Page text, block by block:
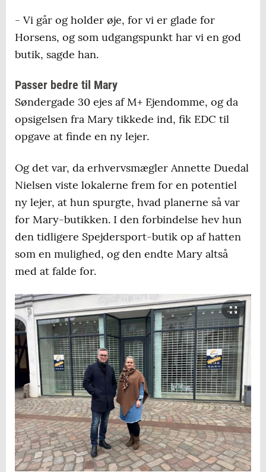
- Vi går og holder øje, for vi er glade for
Horsens, og som udgangspunkt har vi en god
butik, sagde han.
Passer bedre til Mary
Søndergade 30 ejes af M+ Ejendomme, og da
opsigelsen fra Mary tikkede ind, fik EDC til
opgave at finde en ny lejer.
Og det var, da erhvervsmægler Annette Duedal
Nielsen viste lokalerne frem for en potentiel
ny lejer, at hun spurgte, hvad planerne så var
for Mary-butikken. I den forbindelse hev hun
den tidligere Spejdersport-butik op af hatten
som en mulighed, og den endte Mary altså
med at falde for.